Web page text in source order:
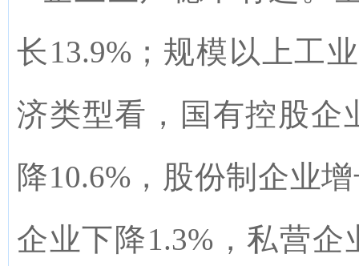
长13.9% ； 规模以上工业
济类型看，国有控股企
降10.6% ，股份制企业
企业下降1.3% ，私营